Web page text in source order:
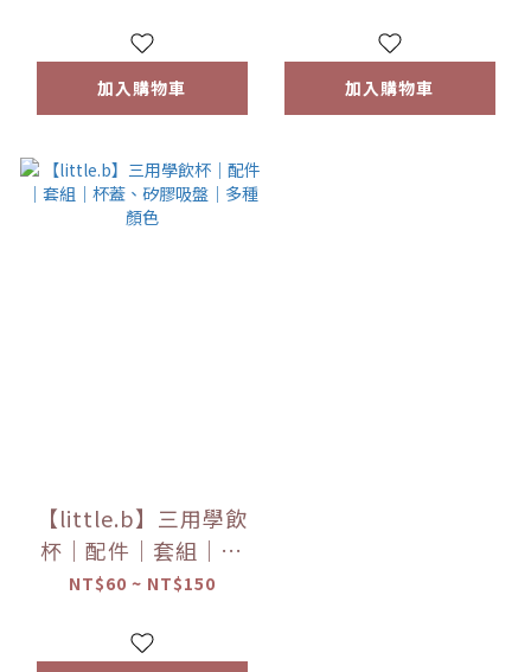
加入購物車 加入購物車
【little.b】三用學飲
杯｜配件｜套組｜杯
蓋、矽膠吸盤｜多種顏
NT$60 ~ NT$150